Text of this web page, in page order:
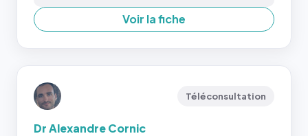
Voir la fiche
Téléconsultation
Dr Alexandre Cornic